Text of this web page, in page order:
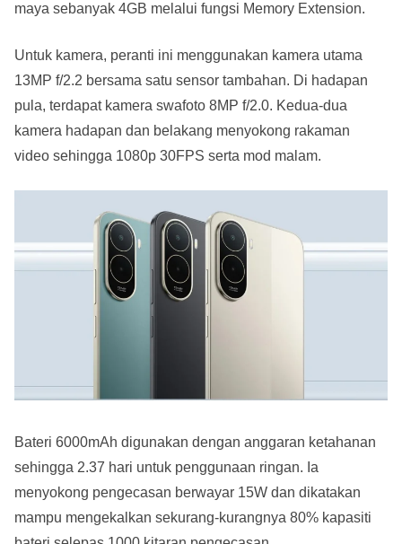
maya sebanyak 4GB melalui fungsi Memory Extension.
Untuk kamera, peranti ini menggunakan kamera utama
13MP f/2.2 bersama satu sensor tambahan. Di hadapan
pula, terdapat kamera swafoto 8MP f/2.0. Kedua-dua
kamera hadapan dan belakang menyokong rakaman
video sehingga 1080p 30FPS serta mod malam.
Bateri 6000mAh digunakan dengan anggaran ketahanan
sehingga 2.37 hari untuk penggunaan ringan. Ia
menyokong pengecasan berwayar 15W dan dikatakan
mampu mengekalkan sekurang-kurangnya 80% kapasiti